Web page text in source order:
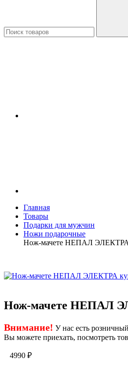
Главная
Товары
Подарки для мужчин
Ножи подарочные
Нож-мачете НЕПАЛ ЭЛЕКТРА
Нож-мачете НЕПАЛ
Внимание! У нас есть
Вы можете приехать, посмотреть
4990 ₽